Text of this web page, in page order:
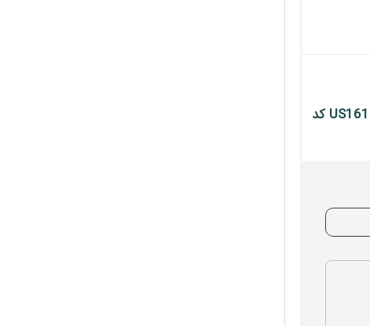
اولین نفری باشید که دیدگاهی را ارسال می کنید برای “کابل تبدیل USB-C 3.1 Male یوگرین به Male GEN1 3A مدل US161 کد